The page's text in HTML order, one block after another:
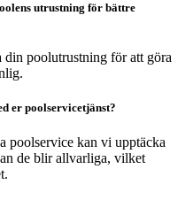
utrustning för bättre
din poolutrustning för att göra
er poolservicetjänst?
poolservice kan vi upptäcka
de blir allvarliga, vilket